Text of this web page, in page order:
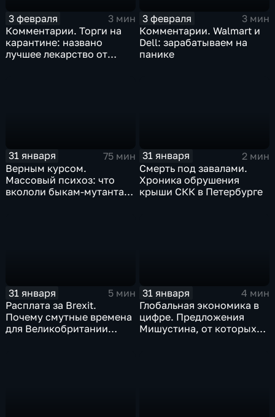
3 февраля
3 мин
Комментарии. Торги на
карантине: названо
лучшее лекарство от
3 февраля
3 мин
Комментарии. Walmart и
Dell: зарабатываем на
панике
31 января
75 мин
Верным курсом.
Массовый психоз: что
вкололи быкам-мутантам,
31 января
2 мин
Смерть под завалами.
Хроника обрушения
крыши СКК в Петербурге
31 января
5 мин
Расплата за Brexit.
Почему смутные времена
для Великобритании
31 января
4 мин
Глобальная экономика в
цифре. Предложения
Мишустина, от которых